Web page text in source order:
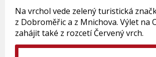
Na vrchol vede zelený turistická
z Dobroměřic a z Mnichova. Výlet na
zahájit také z rozcetí Červený vrch.